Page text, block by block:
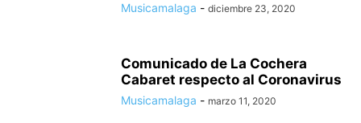
Musicamalaga - diciembre 23, 2020
Comunicado de La Cochera
Cabaret respecto al Coronavirus
Musicamalaga - marzo 11, 2020